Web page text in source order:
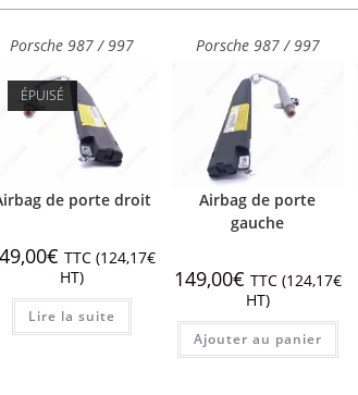
Porsche 987 / 997
ÉPUISÉ
de porte droit
€ TTC (124,17€
HT)
Lire la suite
Porsche 987 / 997
Airbag de porte
gauche
149,00€ TTC (124,17€
HT)
Ajouter au panier